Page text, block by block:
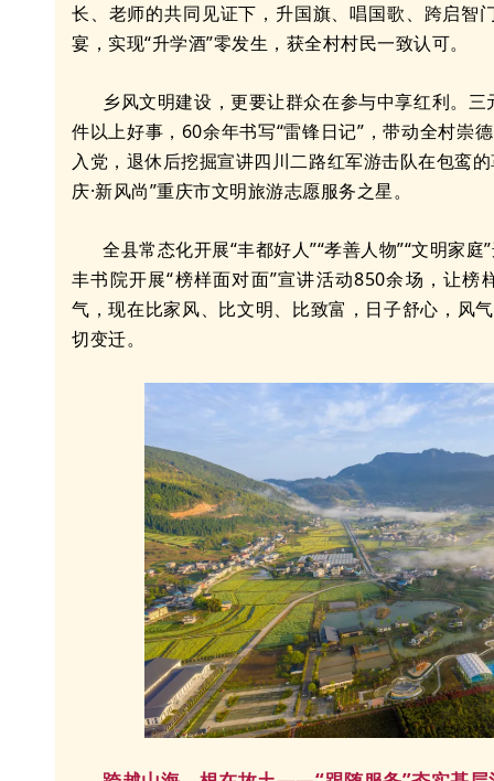
长、老师的共同见证下，升国旗、唱国歌、跨启智
宴，实现“升学酒”零发生，获全村村民一致认可。
乡风文明建设，更要让群众在参与中享红利。
件以上好事，60余年书写“雷锋日记”，带动全村崇
入党，退休后挖掘宣讲四川二路红军游击队在包鸾
庆·新风尚”重庆市文明旅游志愿服务之星。
全县常态化开展“丰都好人”“孝善人物”“文明家
丰书院开展“榜样面对面”宣讲活动850余场，让
气，现在比家风、比文明、比致富，日子舒心，风
切变迁。